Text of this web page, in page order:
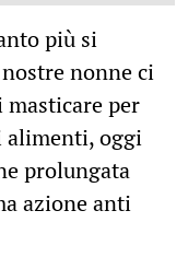
più si
nonne ci
per
oggi
prolungata
azione anti